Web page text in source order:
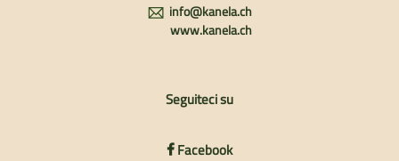
info@kanela.ch
www.kanela.ch
Seguiteci su
Facebook